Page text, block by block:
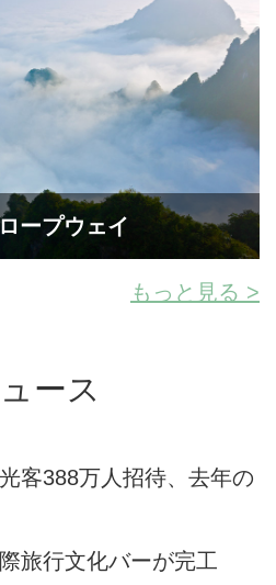
ープウェイ
もっと見る >
ース
客388万人招待、去年の
旅行文化バーが完工